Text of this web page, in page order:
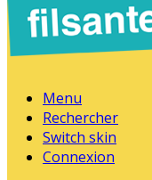
Menu
Rechercher
Switch skin
Connexion